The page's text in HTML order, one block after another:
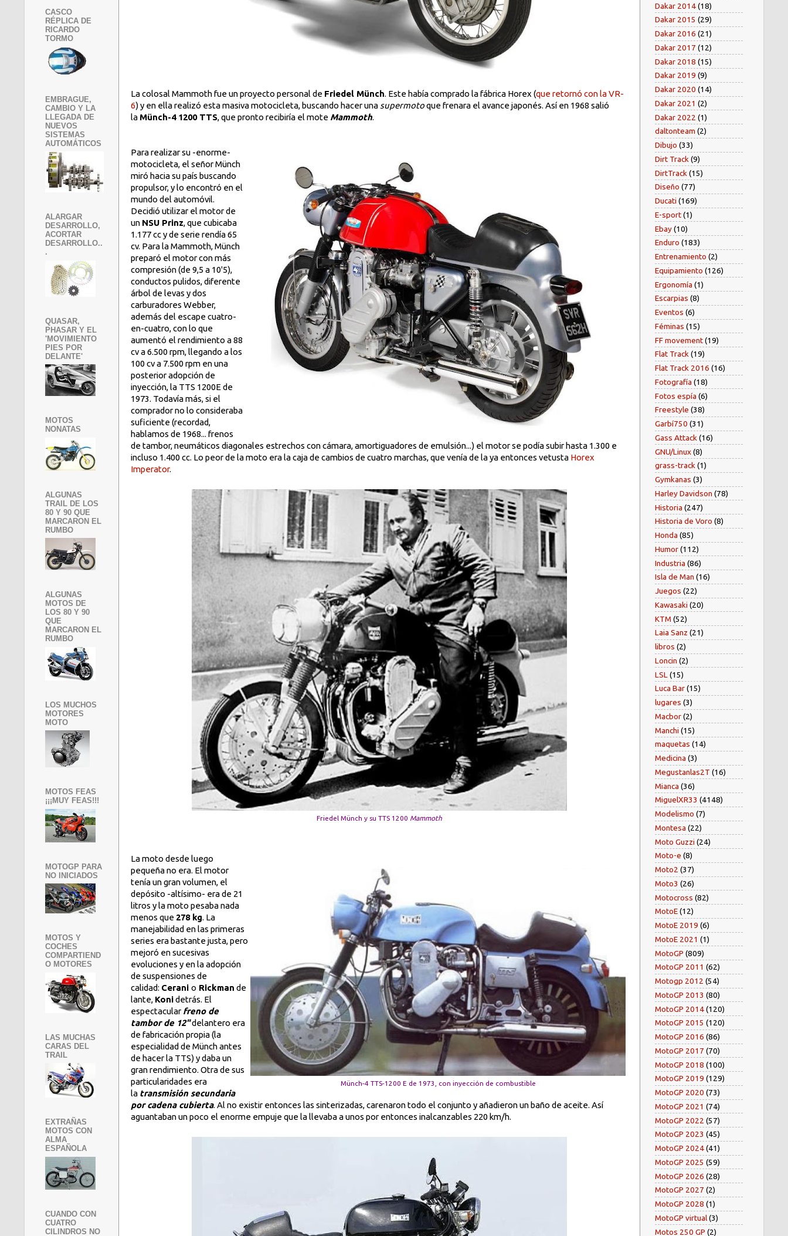
La colosal Mammoth fue un proyecto personal de Friedel Münch. Este había comprado la fábrica Horex (que retornó con la VR-
6) y en ella realizó esta masiva motocicleta, buscando hacer una supermotoque frenara el avance japonés. Así en 1968 salió
la Münch-4 1200 TTS,que pronto recibiría el mote Mammoth.
Para realizar su -enorme-
motocicleta, el señor Münch
miró hacia su país buscando
propulsor, y lo encontró en el
mundo del automóvil.
Decidió utilizar el motor de
un NSU Prinz, que cubicaba
1.177 cc y de serie rendía 65
cv. Para la Mammoth, Münch
preparó el motor con más
compresión (de 9,5 a 10'5),
conductos pulidos, diferente
árbol de levas y dos
carburadores Webber,
además del escape cuatro-
en-cuatro, con lo que
aumentó el rendimiento a 88
cv a 6.500 rpm, llegando a los
100 cv a 7.500 rpm en una
posterior adopción de
inyección, la TTS 1200E de
1973. Todavía más, si el
comprador no lo consideraba
suficiente (recordad,
hablamos de 1968... frenos
de tambor, neumáticos diagonales estrechos con cámara, amortiguadores de emulsión...) el motor se podía subir hasta 1.300 e
incluso 1.400 cc. Lo peor de la moto era la caja de cambios de cuatro marchas, que venía de la ya entonces vetusta Horex
Imperator.
Friedel Münch y su TTS 1200 Mammoth
Münch-4 TTS-1200 E de 1973, con inyección de combustible
La moto desde luego
pequeña no era. El motor
tenía un gran volumen, el
depósito -altísimo- era de 21
litros y la moto pesaba nada
menos que 278 kg. La
manejabilidad en las primeras
series era bastante justa, pero
mejoró en sucesivas
evoluciones y en la adopción
de suspensiones de
calidad: Cerani o Rickman de
lante, Konidetrás. El
espectacular freno de
tambor de 12"delantero era
de fabricación propia (la
especialidad de Münch antes
de hacer la TTS) y daba un
gran rendimiento. Otra de sus
particularidades era
la transmisión secundaria
por cadena cubierta. Al no existir entonces las sinterizadas, carenaron todo el conjunto y añadieron un baño de aceite. Así
aguantaban un poco el enorme empuje que la llevaba a unos por entonces inalcanzables 220 km/h.
CASCO
RÉPLICA DE
RICARDO
TORMO
EMBRAGUE,
CAMBIO Y LA
LLEGADA DE
NUEVOS
SISTEMAS
AUTOMÁTICOS
ALARGAR
DESARROLLO,
ACORTAR
DESARROLLO..
.
QUASAR,
PHASAR Y EL
'MOVIMIENTO
PIES POR
DELANTE'
MOTOS
NONATAS
ALGUNAS
TRAIL DE LOS
80 Y 90 QUE
MARCARON EL
RUMBO
ALGUNAS
MOTOS DE
LOS 80 Y 90
QUE
MARCARON EL
RUMBO
LOS MUCHOS
MOTORES
MOTO
MOTOS FEAS
¡¡¡MUY FEAS!!!
MOTOGP PARA
NO INICIADOS
MOTOS Y
COCHES
COMPARTIEND
O MOTORES
LAS MUCHAS
CARAS DEL
TRAIL
EXTRAÑAS
MOTOS CON
ALMA
ESPAÑOLA
CUANDO CON
CUATRO
CILINDROS NO
Dakar 2014(18)
Dakar 2015 (29)
Dakar 2016 (21)
Dakar 2017 (12)
Dakar 2018 (15)
Dakar 2019 (9)
Dakar 2020 (14)
Dakar 2021 (2)
Dakar 2022 (1)
daltonteam (2)
Dibujo (33)
Dirt Track (9)
DirtTrack (15)
Diseño (77)
Ducati (169)
E-sport(1)
Ebay(10)
Enduro (183)
Entrenamiento (2)
Equipamiento (126)
Ergonomía (1)
Escarpias (8)
Eventos (6)
Féminas (15)
FF movement(19)
Flat Track(19)
Flat Track 2016 (16)
Fotografía (18)
Fotos espía (6)
Freestyle (38)
Garbí750 (31)
Gass Attack (16)
GNU/Linux(8)
grass-track(1)
Gymkanas (3)
Harley Davidson (78)
Historia (247)
Historia de Voro (8)
Honda (85)
Humor(112)
Industria (86)
Isla de Man (16)
Juegos (22)
Kawasaki (20)
KTM (52)
Laia Sanz (21)
libros (2)
Loncin (2)
LSL (15)
Luca Bar(15)
lugares (3)
Macbor(2)
Manchi (15)
maquetas (14)
Medicina (3)
Megustanlas2T (16)
Mianca (36)
MiguelXR33 (4148)
Modelismo (7)
Montesa (22)
Moto Guzzi (24)
Moto-e (8)
Moto2 (37)
Moto3 (26)
Motocross (82)
MotoE(12)
MotoE 2019 (6)
MotoE 2021 (1)
MotoGP (809)
MotoGP 2011 (62)
Motogp 2012 (54)
MotoGP 2013 (80)
MotoGP 2014(120)
MotoGP 2015 (120)
MotoGP 2016 (86)
MotoGP 2017 (70)
MotoGP 2018 (100)
MotoGP 2019 (129)
MotoGP 2020 (73)
MotoGP 2021 (74)
MotoGP 2022 (57)
MotoGP 2023 (45)
MotoGP 2024(41)
MotoGP 2025 (59)
MotoGP 2026 (28)
MotoGP 2027 (2)
MotoGP 2028 (1)
MotoGP virtual(3)
Motos 250 GP (2)